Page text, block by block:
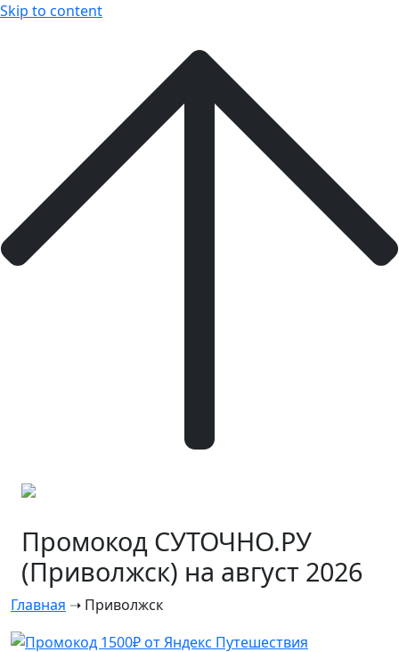
Skip to content
Промокод СУТОЧНО.РУ
(Приволжск) на август 2026
Главная ➝ Приволжск